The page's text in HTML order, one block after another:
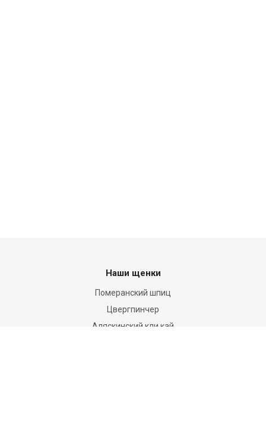
Наши щенки
Померанский шпиц
Цвергпинчер
Аляскинский кли кай